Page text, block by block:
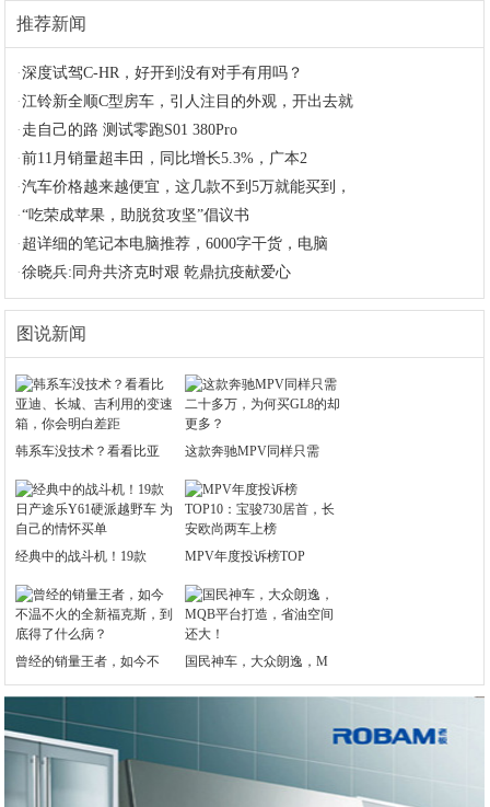
推荐新闻
·深度试驾C-HR，好开到没有对手有用吗？
·江铃新全顺C型房车，引人注目的外观，开出去就
· 走自己的路 测试零跑S01 380Pro
·前11月销量超丰田，同比增长5.3%，广本2
·汽车价格越来越便宜，这几款不到5万就能买到，
·“吃荣成苹果，助脱贫攻坚”倡议书
· 超详细的笔记本电脑推荐，6000字干货，电脑
·徐晓兵:同舟共济克时艰 乾鼎抗疫献爱心
图说新闻
韩系车没技术？看看比亚 这款奔驰MPV同样只需
经典中的战斗机！19款 MPV年度投诉榜TOP
曾经的销量王者，如今不 国民神车，大众朗逸，M